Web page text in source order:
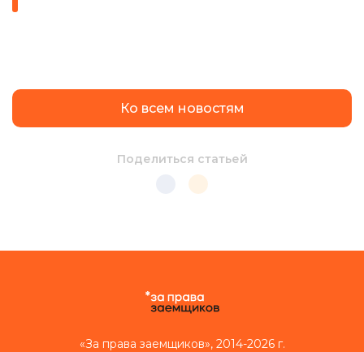
Ко всем новостям
Поделиться статьей
«За права заемщиков», 2014-2026 г.